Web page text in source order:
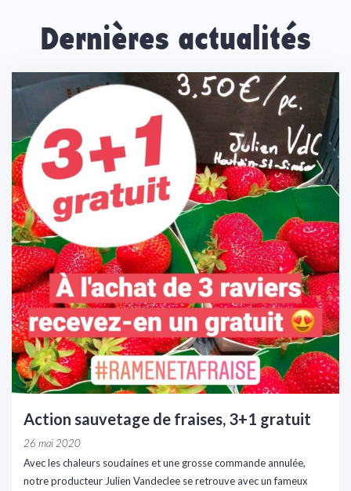
Dernières actualités
Action sauvetage de fraises, 3+1 gratuit
26 mai 2020
Avec les chaleurs soudaines et une grosse commande annulée,
notre producteur Julien Vandeclee se retrouve avec un fameux